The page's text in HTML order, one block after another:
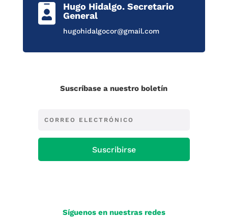

Hugo Hidalgo. Secretario
General
hugohidalgocor@gmail.com
Suscríbase a nuestro boletín
Suscribirse
Síguenos en nuestras redes